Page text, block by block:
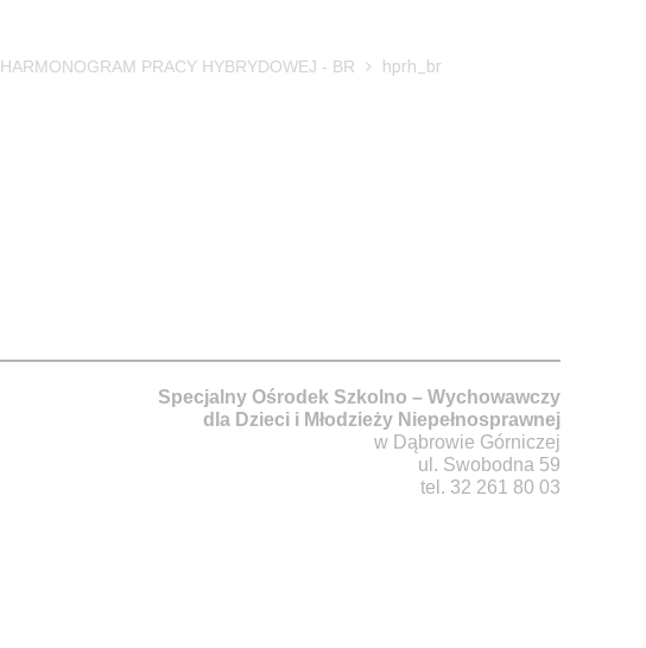
HARMONOGRAM PRACY HYBRYDOWEJ - BR hprh_br
Specjalny Ośrodek Szkolno – Wychowawczy
dla Dzieci i Młodzieży Niepełnosprawnej
w Dąbrowie Górniczej
ul. Swobodna 59
tel. 32 261 80 03